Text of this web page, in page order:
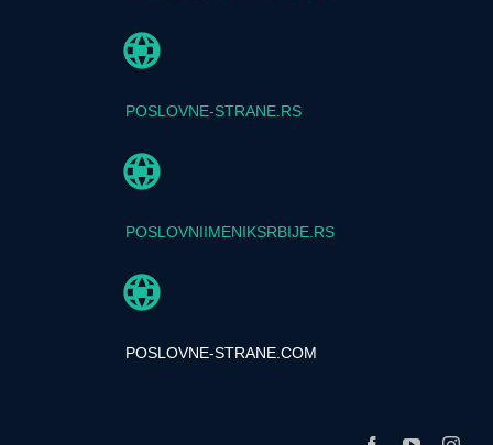
POSLOVNE-STRANE.RS
POSLOVNIIMENIKSRBIJE.RS
POSLOVNE-STRANE.COM